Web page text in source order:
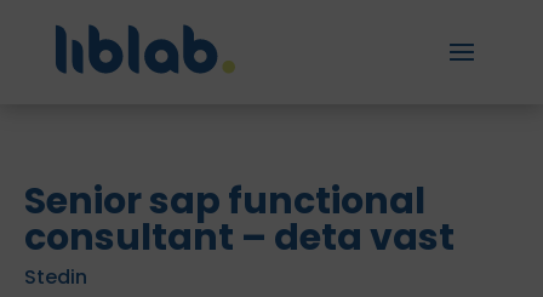
Senior sap functional
consultant – deta vast
Stedin